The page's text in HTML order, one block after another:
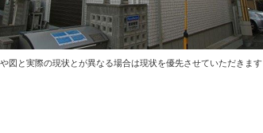
図と実際の現状とが異なる場合は現状を優先させていただきます